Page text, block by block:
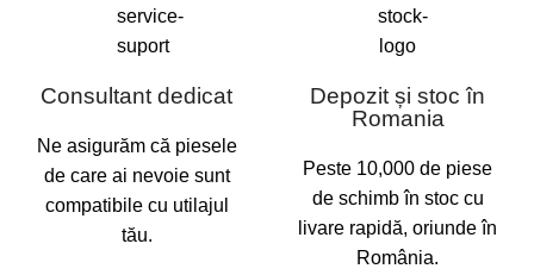
Consultant dedicat
Ne asigurăm că piesele
de care ai nevoie sunt
compatibile cu utilajul
tău.
Depozit și stoc în
Romania
Peste 10,000 de piese
de schimb în stoc cu
livare rapidă, oriunde în
România.